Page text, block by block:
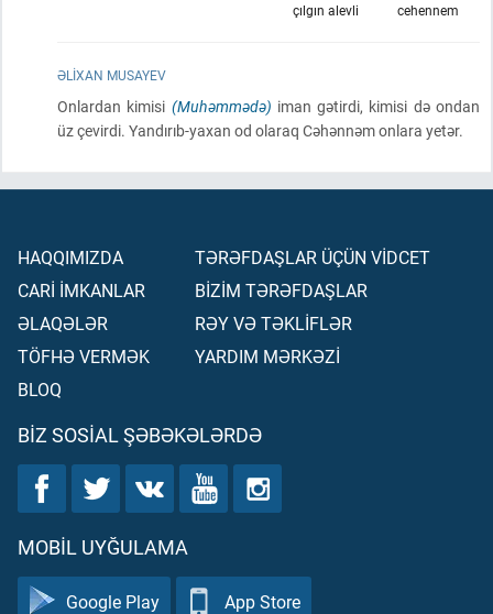
cehennem
çılgın alevli
ƏLIXAN MUSAYEV
Onlardan kimisi (Muhəmmədə) iman gətirdi, kimisi də ondan
üz çevirdi. Yandırıb-yaxan od olaraq Cəhənnəm onlara yetər.
HAQQIMIZDA
CARİ İMKANLAR
ƏLAQƏLƏR
TÖFHƏ VERMƏK
BLOQ
TƏRƏFDAŞLAR ÜÇÜN VİDCET
BİZİM TƏRƏFDAŞLAR
RƏY VƏ TƏKLİFLƏR
YARDIM MƏRKƏZİ
BIZ SOSIAL ŞƏBƏKƏLƏRDƏ
MOBIL UYĞULAMA
Google Play App Store